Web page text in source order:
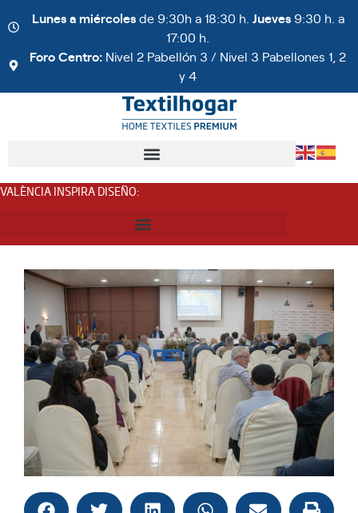
Lunes a miércolesde 9:30h a 18:30 h. Jueves 9:30 h. a
17:00 h.
Foro Centro: Nivel 2 Pabellón 3 / Nivel 3 Pabellones 1, 2
y 4
VALÈNCIA INSPIRA DISEÑO: